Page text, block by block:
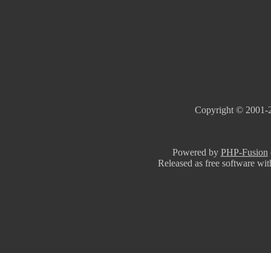
Copyright © 2001-
Powered by PHP-Fusion
Released as free software